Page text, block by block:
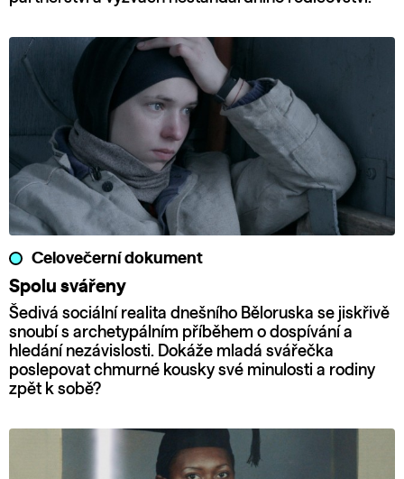
Celovečerní dokument
Spolu svářeny
Šedivá sociální realita dnešního Běloruska se jiskřivě
snoubí s archetypálním příběhem o dospívání a
hledání nezávislosti. Dokáže mladá svářečka
poslepovat chmurné kousky své minulosti a rodiny
zpět k sobě?